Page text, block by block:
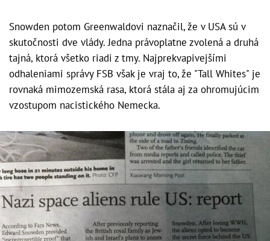
Snowden potom Greenwaldovi naznačil, že v USA sú v
skutočnosti dve vlády. Jedna právoplatne zvolená a druhá
tajná, ktorá všetko riadi z tmy. Najprekvapivejšími
odhaleniami správy FSB však je vraj to, že "Tall Whites" je
rovnaká mimozemská rasa, ktorá stála aj za ohromujúcim
vzostupom nacistického Nemecka.